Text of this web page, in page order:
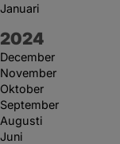
Januari
År:
2024
December
November
Oktober
September
Augusti
Juni